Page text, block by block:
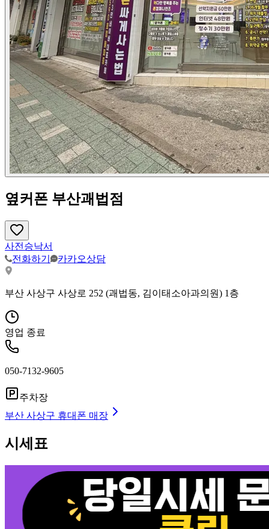
옆커폰 부산괘법점
사전승낙서
전화하기
카카오상담
부산 사상구 사상로 252 (괘법동, 김이태소아과의원) 1층
영업 종료
050-7132-9605
주차장
부산 사상구 휴대폰 매장
시세표